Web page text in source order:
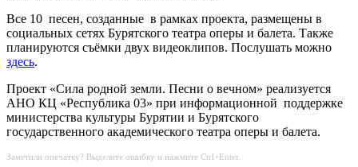
Все 10 песен, созданные в рамках проекта, размещены в
социальных сетях Бурятского театра оперы и балета. Также
планируются съёмки двух видеоклипов. Послушать можно
здесь.
Проект «Сила родной земли. Песни о вечном» реализуется
АНО КЦ «Республика 03» при информационной поддержке
министерства культуры Бурятии и Бурятского
государственного академического театра оперы и балета.
Заметили опечатку? Выделите ошибку и нажмите Ctrl+Enter.